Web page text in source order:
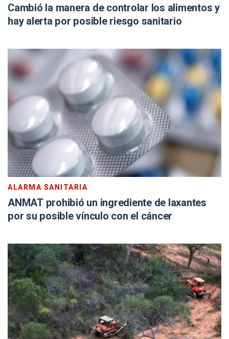
Cambió la manera de controlar los alimentos y
hay alerta por posible riesgo sanitario
ALARMA SANITARIA
ANMAT prohibió un ingrediente de laxantes
por su posible vínculo con el cáncer